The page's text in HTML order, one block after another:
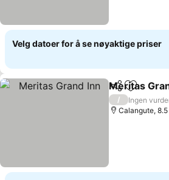
Velg datoer for å se nøyaktige priser
Del Legg til
Meritas
/
Ingen
Calangute,